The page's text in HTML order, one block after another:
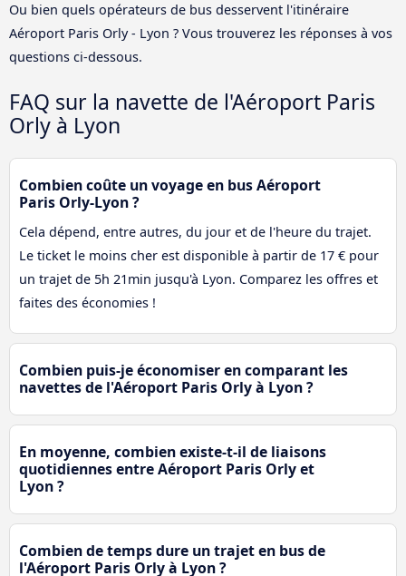
Ou bien quels opérateurs de bus desservent l'itinéraire
Aéroport Paris Orly - Lyon ? Vous trouverez les réponses à vos
questions ci-dessous.
FAQ sur la navette de l'Aéroport Paris
Orly à Lyon
Combien coûte un voyage en bus Aéroport
Paris Orly-Lyon ?
Cela dépend, entre autres, du jour et de l'heure du trajet.
Le ticket le moins cher est disponible à partir de 17 € pour
un trajet de 5h 21min jusqu'à Lyon. Comparez les offres et
faites des économies !
Combien puis-je économiser en comparant les
navettes de l'Aéroport Paris Orly à Lyon ?
En moyenne, combien existe-t-il de liaisons
quotidiennes entre Aéroport Paris Orly et
Lyon ?
Combien de temps dure un trajet en bus de
l'Aéroport Paris Orly à Lyon ?